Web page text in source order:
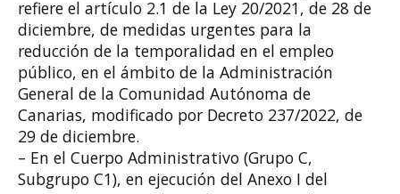
refiere el artículo 2.1 de la Ley 20/2021, de 28 de
diciembre, de medidas urgentes para la
reducción de la temporalidad en el empleo
público, en el ámbito de la Administración
General de la Comunidad Autónoma de
Canarias, modificado por Decreto 237/2022, de
29 de diciembre.
– En el Cuerpo Administrativo (Grupo C,
Subgrupo C1), en ejecución del Anexo I del